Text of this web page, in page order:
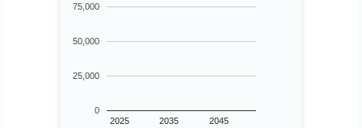
2025
2035
2045
0
25,000
50,000
75,000